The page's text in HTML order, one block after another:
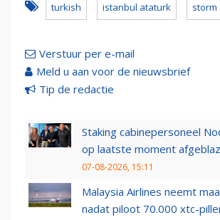
turkish istanbul ataturk storm
Verstuur per e-mail
Meld u aan voor de nieuwsbrief
Tip de redactie
Staking cabinepersoneel
op laatste moment
07-08-2026, 15:11
Malaysia Airlines neemt
nadat piloot 70.000 xtc-